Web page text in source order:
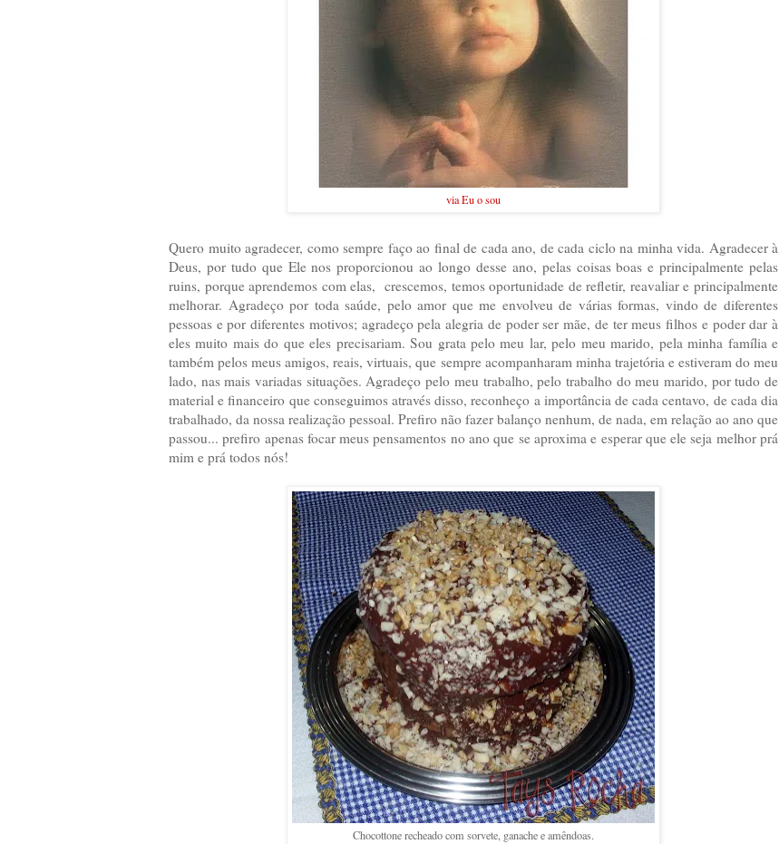
via Eu o sou
Quero muito agradecer, como sempre faço ao final de cada ano, de cada ciclo na minha vida. Agradecer à
Deus, por tudo que Ele nos proporcionou ao longo desse ano, pelas coisas boas e principalmente pelas
ruins, porque aprendemos com elas, crescemos, temos oportunidade de refletir, reavaliar e principalmente
melhorar. Agradeço por toda saúde, pelo amor que me envolveu de várias formas, vindo de diferentes
pessoas e por diferentes motivos; agradeço pela alegria de poder ser mãe, de ter meus filhos e poder dar à
eles muito mais do que eles precisariam. Sou grata pelo meu lar, pelo meu marido, pela minha família e
também pelos meus amigos, reais, virtuais, que sempre acompanharam minha trajetória e estiveram do meu
lado, nas mais variadas situações. Agradeço pelo meu trabalho, pelo trabalho do meu marido, por tudo de
material e financeiro que conseguimos através disso, reconheço a importância de cada centavo, de cada dia
trabalhado, da nossa realização pessoal. Prefiro não fazer balanço nenhum, de nada, em relação ao ano que
passou... prefiro apenas focar meus pensamentos no ano que se aproxima e esperar que ele seja melhor prá
mim e prá todos nós!
Chocottone recheado com sorvete, ganache e amêndoas.